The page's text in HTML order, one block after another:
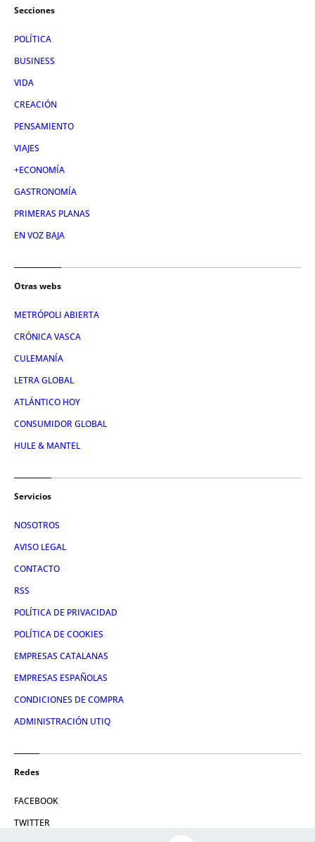
Secciones
POLÍTICA
BUSINESS
VIDA
CREACIÓN
PENSAMIENTO
VIAJES
+ECONOMÍA
GASTRONOMÍA
PRIMERAS PLANAS
EN VOZ BAJA
Otras webs
METRÓPOLI ABIERTA
CRÓNICA VASCA
CULEMANÍA
LETRA GLOBAL
ATLÁNTICO HOY
CONSUMIDOR GLOBAL
HULE & MANTEL
Servicios
NOSOTROS
AVISO LEGAL
CONTACTO
RSS
POLÍTICA DE PRIVACIDAD
POLÍTICA DE COOKIES
EMPRESAS CATALANAS
EMPRESAS ESPAÑOLAS
CONDICIONES DE COMPRA
ADMINISTRACIÓN UTIQ
Redes
FACEBOOK
TWITTER